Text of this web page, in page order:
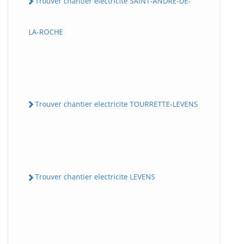
LA-ROCHE
Trouver chantier electricite TOURRETTE-LEVENS
Trouver chantier electricite LEVENS